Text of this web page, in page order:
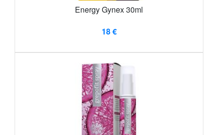
Energy Gynex 30ml
18 €